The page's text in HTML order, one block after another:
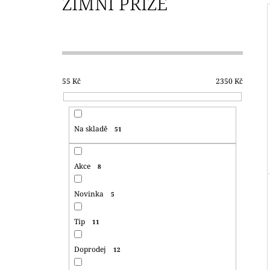
55 Kč 2350Kč
Na skladě 51
Akce 8
Novinka 5
Tip 11
Doprodej 12
350 Kč